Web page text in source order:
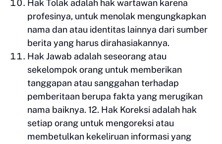
Hak Tolak adalah hak wartawan karena
profesinya, untuk menolak mengungkapkan
nama dan atau identitas lainnya dari sumber
berita yang harus dirahasiakannya.
Hak Jawab adalah seseorang atau
sekelompok orang untuk memberikan
tanggapan atau sanggahan terhadap
pemberitaan berupa fakta yang merugikan
nama baiknya. 12. Hak Koreksi adalah hak
setiap orang untuk mengoreksi atau
membetulkan kekeliruan informasi yang